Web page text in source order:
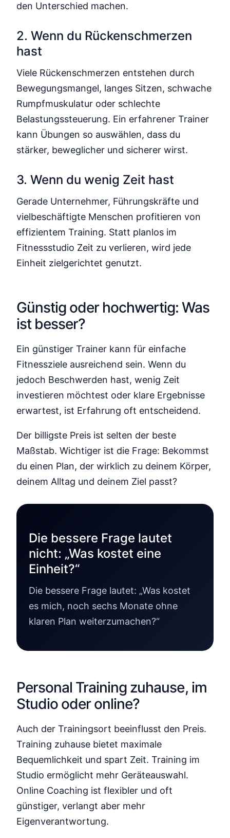
den Unterschied machen.
2. Wenn du Rückenschmerzen
hast
Viele Rückenschmerzen entstehen durch
Bewegungsmangel, langes Sitzen, schwache
Rumpfmuskulatur oder schlechte
Belastungssteuerung. Ein erfahrener Trainer
kann Übungen so auswählen, dass du
stärker, beweglicher und sicherer wirst.
3. Wenn du wenig Zeit hast
Gerade Unternehmer, Führungskräfte und
vielbeschäftigte Menschen profitieren von
effizientem Training. Statt planlos im
Fitnessstudio Zeit zu verlieren, wird jede
Einheit zielgerichtet genutzt.
Günstig oder hochwertig: Was
ist besser?
Ein günstiger Trainer kann für einfache
Fitnessziele ausreichend sein. Wenn du
jedoch Beschwerden hast, wenig Zeit
investieren möchtest oder klare Ergebnisse
erwartest, ist Erfahrung oft entscheidend.
Der billigste Preis ist selten der beste
Maßstab. Wichtiger ist die Frage: Bekommst
du einen Plan, der wirklich zu deinem Körper,
deinem Alltag und deinem Ziel passt?
Die bessere Frage lautet
nicht: „Was kostet eine
Einheit?“
Die bessere Frage lautet: „Was kostet
es mich, noch sechs Monate ohne
klaren Plan weiterzumachen?“
Personal Training zuhause, im
Studio oder online?
Auch der Trainingsort beeinflusst den Preis.
Training zuhause bietet maximale
Bequemlichkeit und spart Zeit. Training im
Studio ermöglicht mehr Geräteauswahl.
Online Coaching ist flexibler und oft
günstiger, verlangt aber mehr
Eigenverantwortung.